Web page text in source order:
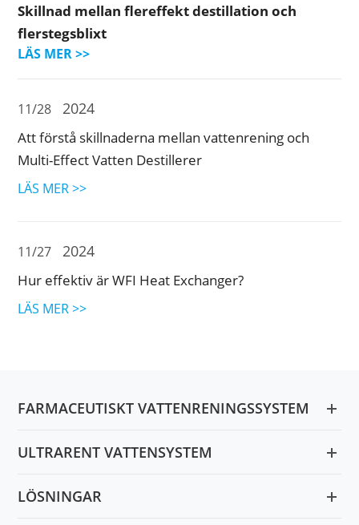
Skillnad mellan flereffekt destillation och
flerstegsblixt
LÄS MER >>
11/28 2024
Att förstå skillnaderna mellan vattenrening och
Multi-Effect Vatten Destillerer
LÄS MER >>
11/27 2024
Hur effektiv är WFI Heat Exchanger?
LÄS MER >>
FARMACEUTISKT VATTENRENINGSSYSTEM
ULTRARENT VATTENSYSTEM
LÖSNINGAR